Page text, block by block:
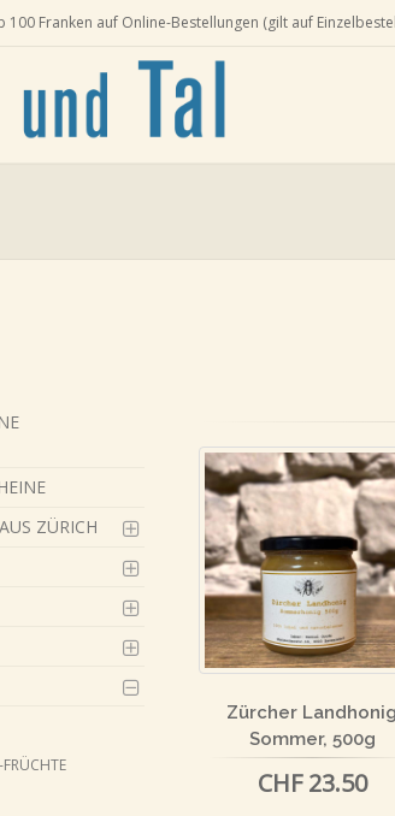
100 Franken auf Online-Bestellungen (gilt auf
ZÜRICH
Zürcher Landhonig
Sommer, 500g
CHF 23.50